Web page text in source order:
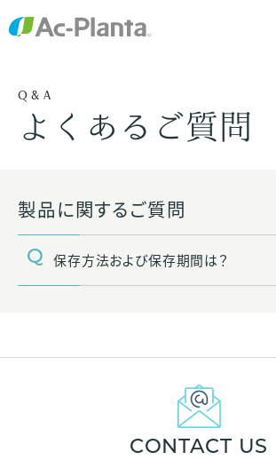
Q&A
よくあるご質問
製品に関するご質問
保存方法および保存期間は？
CONTACT US